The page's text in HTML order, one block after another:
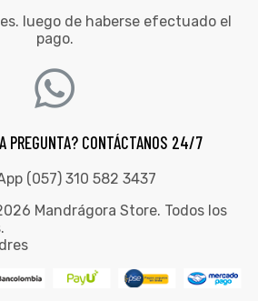
luego de haberse efectuado el
pago.
PREGUNTA? CONTÁCTANOS 24/7
(057) 310 582 3437
Mandrágora Store. Todos los